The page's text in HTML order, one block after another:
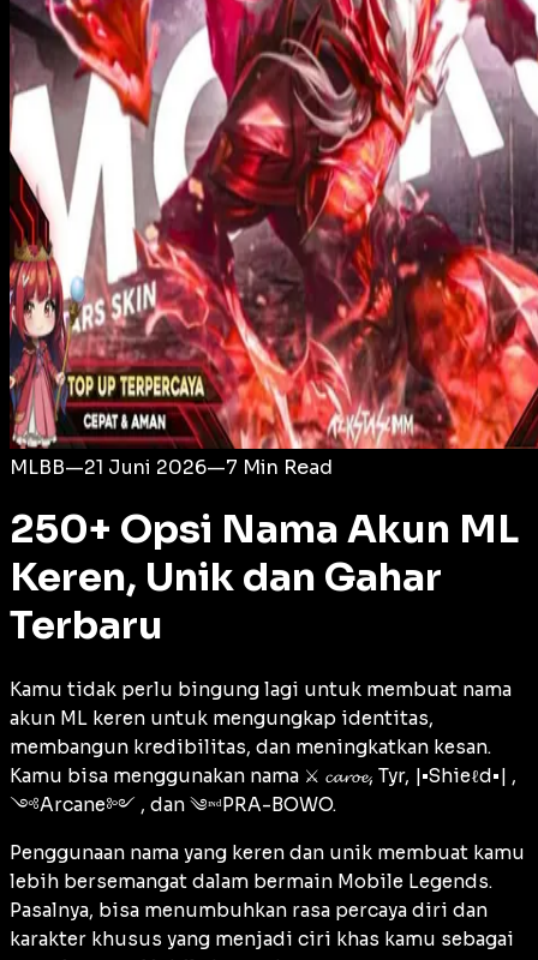
Login
MLBB—21 Juni 2026—7 Min Read
250+ Opsi Nama Akun ML
Keren, Unik dan Gahar
Terbaru
Kamu tidak perlu bingung lagi untuk membuat nama
akun ML keren untuk mengungkap identitas,
membangun kredibilitas, dan meningkatkan kesan.
Kamu bisa menggunakan nama ⚔ 𝓬𝓪𝓻𝓸𝓮, Tyr, |•Shieℓd•| ,
༺Arcane༻ , dan ༄ᶦᶰᵈPRA-BOWO.
Penggunaan nama yang keren dan unik membuat kamu
lebih bersemangat dalam bermain Mobile Legends.
Pasalnya, bisa menumbuhkan rasa percaya diri dan
karakter khusus yang menjadi ciri khas kamu sebagai